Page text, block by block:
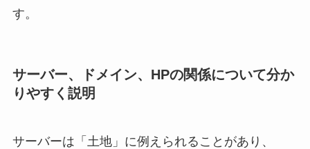
す。
サーバー、ドメイン、HPの関係について分か
りやすく説明
サーバーは「土地」に例えられることがあり、